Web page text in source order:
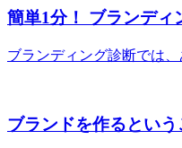
簡単1分！ ブランディ
ブランディング診断では
ブランドを作るとい